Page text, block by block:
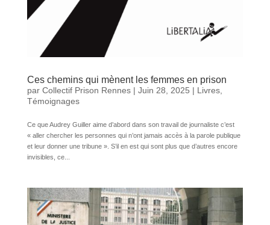
Ces chemins qui mènent les femmes en prison
par Collectif Prison Rennes| Juin 28, 2025 | Livres,
Témoignages
Ce que Audrey Guiller aime d’abord dans son travail de journaliste c’est
« aller chercher les personnes qui n’ont jamais accès à la parole publique
et leur donner une tribune ». S’il en est qui sont plus que d’autres encore
invisibles, ce...